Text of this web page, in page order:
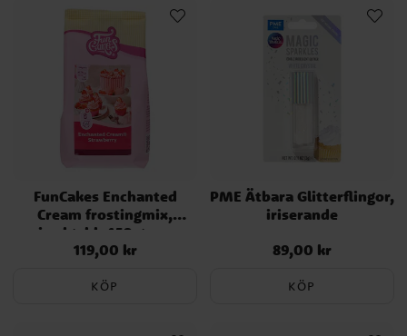
FunCakes Enchanted
Cream frostingmix,
jordgubb 450 gram
Pris:119,00 kr
119,00 kr
KÖP
PME Ätbara Glitterflingor,
iriserande
Pris:89,00 kr
89,00 kr
KÖP